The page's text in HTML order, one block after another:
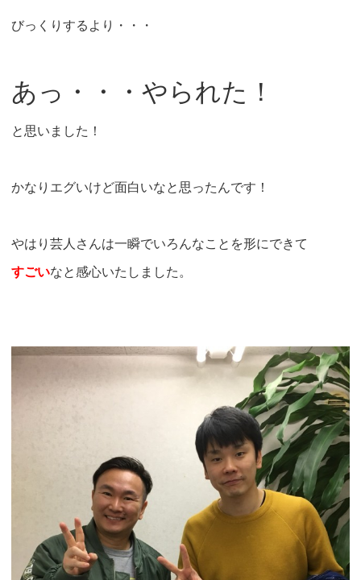
びっくりするより・・・
あっ・・・やられた！
と思いました！
かなりエグいけど面白いなと思ったんです！
やはり芸人さんは一瞬でいろんなことを形にできて
すごいなと感心いたしました。